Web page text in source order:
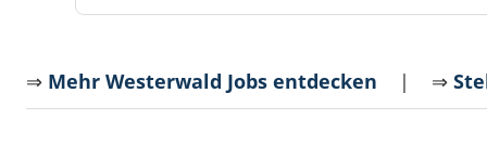
⇒ Mehr Westerwald Jobs entdecken | ⇒